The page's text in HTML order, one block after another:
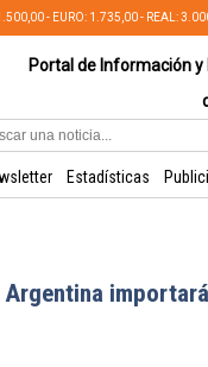
- EURO: 1.735,00 - REAL:
Portal de Información
Estadísticas